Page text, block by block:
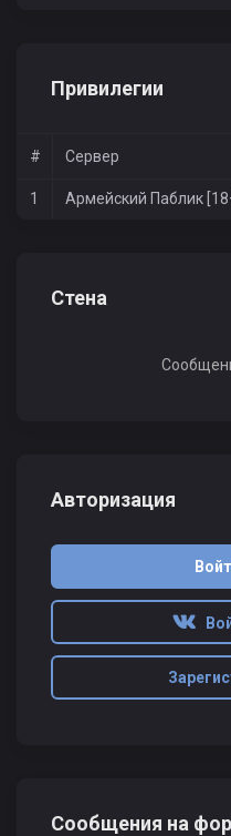
Привилегии
# Сервер
1 Армейский Паблик
Стена
Авторизация
Сообщения на